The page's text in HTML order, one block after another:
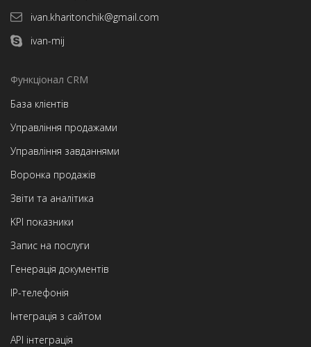
ivan.kharitonchik@gmail.com
ivan-mij
Функціонал CRM
База клієнтів
Управління продажами
Управління завданнями
Воронка продажів
Звіти та аналітика
KPI показники
Запис на послуги
Генерація документів
IP-телефонія
Інтеграція з сайтом
API інтеграція